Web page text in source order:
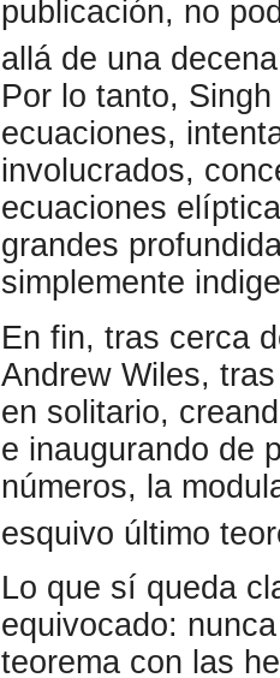
publicación, no
allá de una
Por lo tanto,
ecuaciones,
involucrados,
ecuaciones
grandes
simplemente
En fin, tras cerca
Andrew Wiles,
en solitario,
e inaugurando de
números, la
esquivo último
Lo que sí queda
equivocado:
teorema con las